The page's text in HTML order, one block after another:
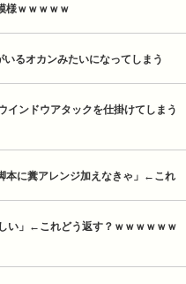
様ｗｗｗｗｗ
いるオカンみたいになってしまう
インドウアタックを仕掛けてしまう
本に糞アレンジ加えなきゃ」←これ
い」←これどう返す？ｗｗｗｗｗｗ